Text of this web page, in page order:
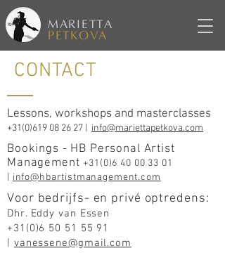
MARIETTA
PETKOVA
CONTACT
Lessons, workshops and masterclasses
+31(0)619 08 26 27 info@mariettapetkova.com
Bookings - HB Personal Artist
Management +31(0)6 40 00 33 01
info@hbartistmanagement.com
Voor bedrijfs- en privé optredens:
Dhr. Eddy van Essen
+31(0)6 50 51 55 91
vanessene@gmail.com